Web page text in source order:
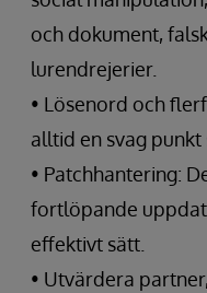
och dokument,
lurendrejerier.
• Lösenord och
alltid en svag
• Patchhantering:
fortlöpande
effektivt sätt.
• Utvärdera